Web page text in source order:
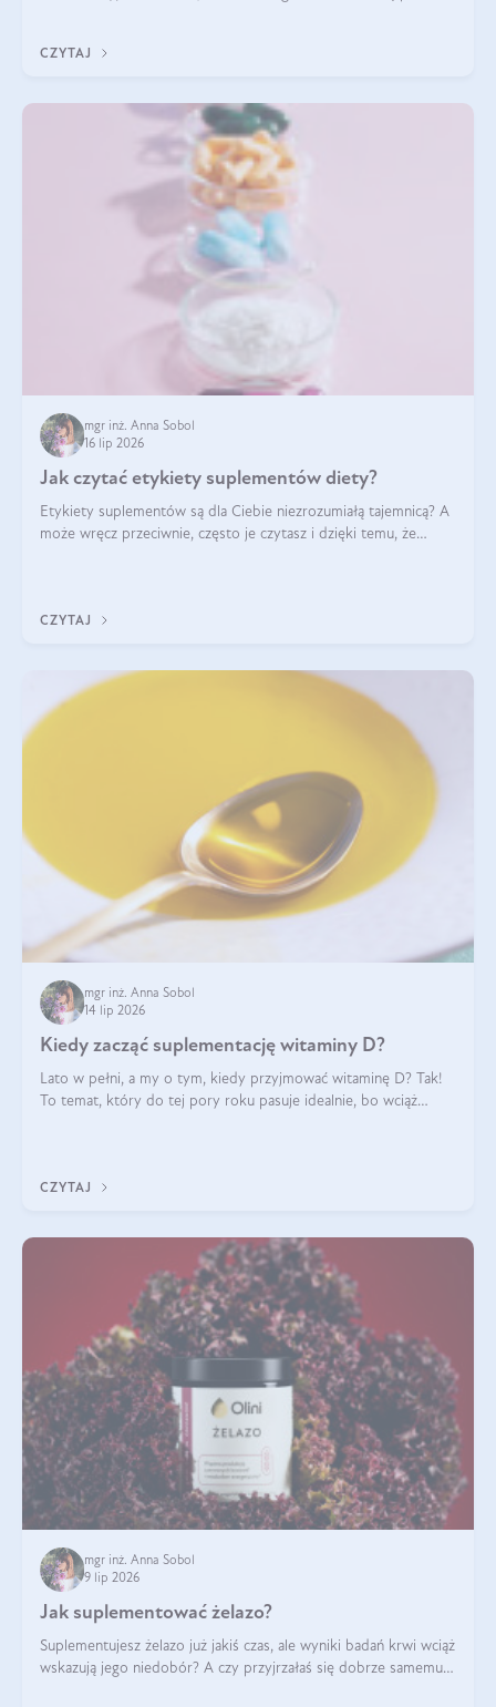
bariera hydrolipidowa.
CZYTAJ
mgr inż. Anna Sobol
16 lip 2026
Jak czytać etykiety suplementów diety?
Etykiety suplementów są dla Ciebie niezrozumiałą tajemnicą? A
może wręcz przeciwnie, często je czytasz i dzięki temu, że
CZYTAJ
mgr inż. Anna Sobol
14 lip 2026
Kiedy zacząć suplementację witaminy D?
Lato w pełni, a my o tym, kiedy przyjmować witaminę D? Tak!
To temat, który do tej pory roku pasuje idealnie, bo wciąż
CZYTAJ
mgr inż. Anna Sobol
9 lip 2026
Jak suplementować żelazo?
Suplementujesz żelazo już jakiś czas, ale wyniki badań krwi wciąż
wskazują jego niedobór? A czy przyjrzałaś się dobrze samemu